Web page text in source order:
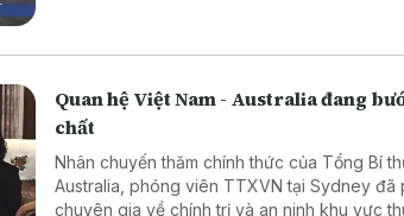
Quan hệ Việt Nam - Australia đang
chất
Nhân chuyến thăm chính thức của Tổng Bí
Australia, phóng viên TTXVN tại Sydney đã
chuyên gia về chính trị và an ninh khu vực